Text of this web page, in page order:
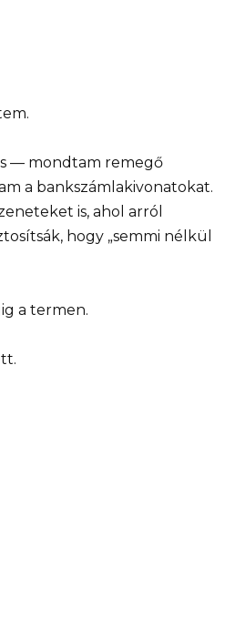
— mondtam remegő
a bankszámlakivonatokat.
is, ahol arról
hogy „semmi nélkül
a termen.